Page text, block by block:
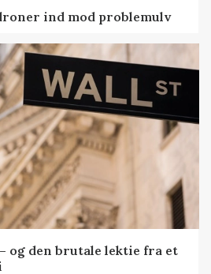
ind mod problemulv
og den brutale lektie fra et